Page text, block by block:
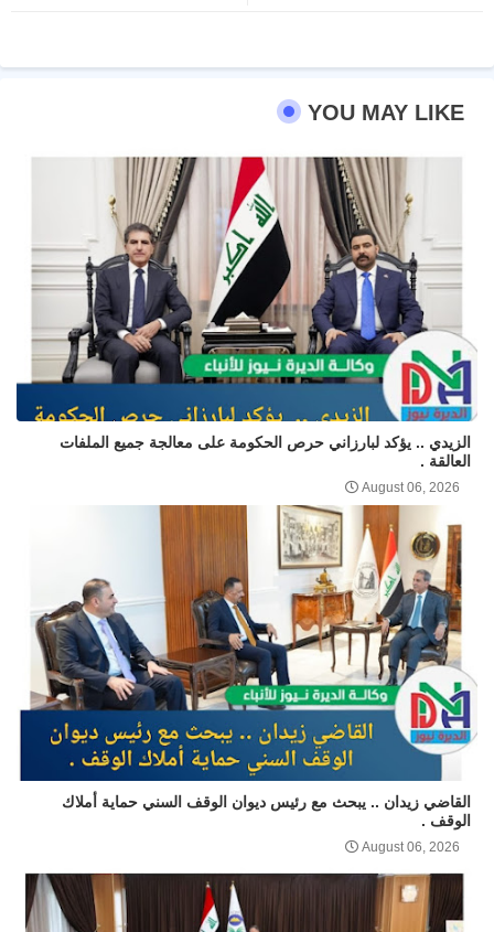
YOU MAY LIKE
الزيدي .. يؤكد لبارزاني حرص الحكومة على معالجة جميع الملفات
العالقة .
August 06, 2026
القاضي زيدان .. يبحث مع رئيس ديوان الوقف السني حماية أملاك
الوقف .
August 06, 2026